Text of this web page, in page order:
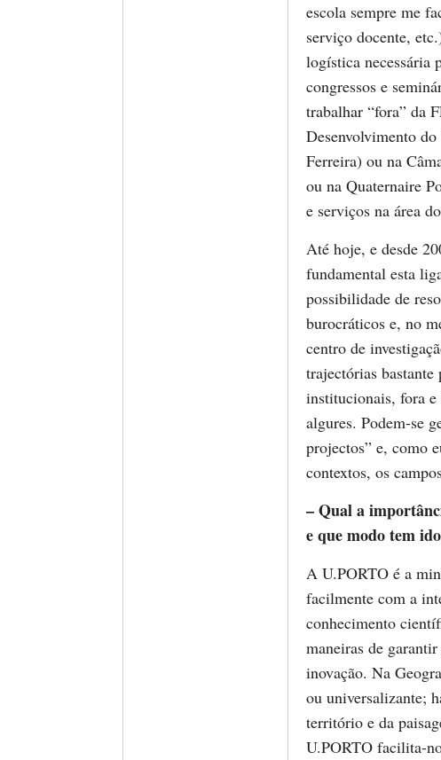
escola sempre me
serviço docente,
logística necessária
congressos e
trabalhar “fora” da
Desenvolvimento
Ferreira) ou na
ou na Quaternaire
e serviços na área
Até hoje, e desde
fundamental esta
possibilidade de
burocráticos e, no
centro de
trajectórias bastante
institucionais, fora
algures. Podem-se
projectos” e, como
contextos, os
– Qual a
e que modo tem
A U.PORTO é a
facilmente com a
conhecimento
maneiras de
inovação. Na
ou universalizante;
território e da
U.PORTO facilita-